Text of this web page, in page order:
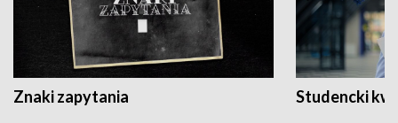
Znaki zapytania Studencki